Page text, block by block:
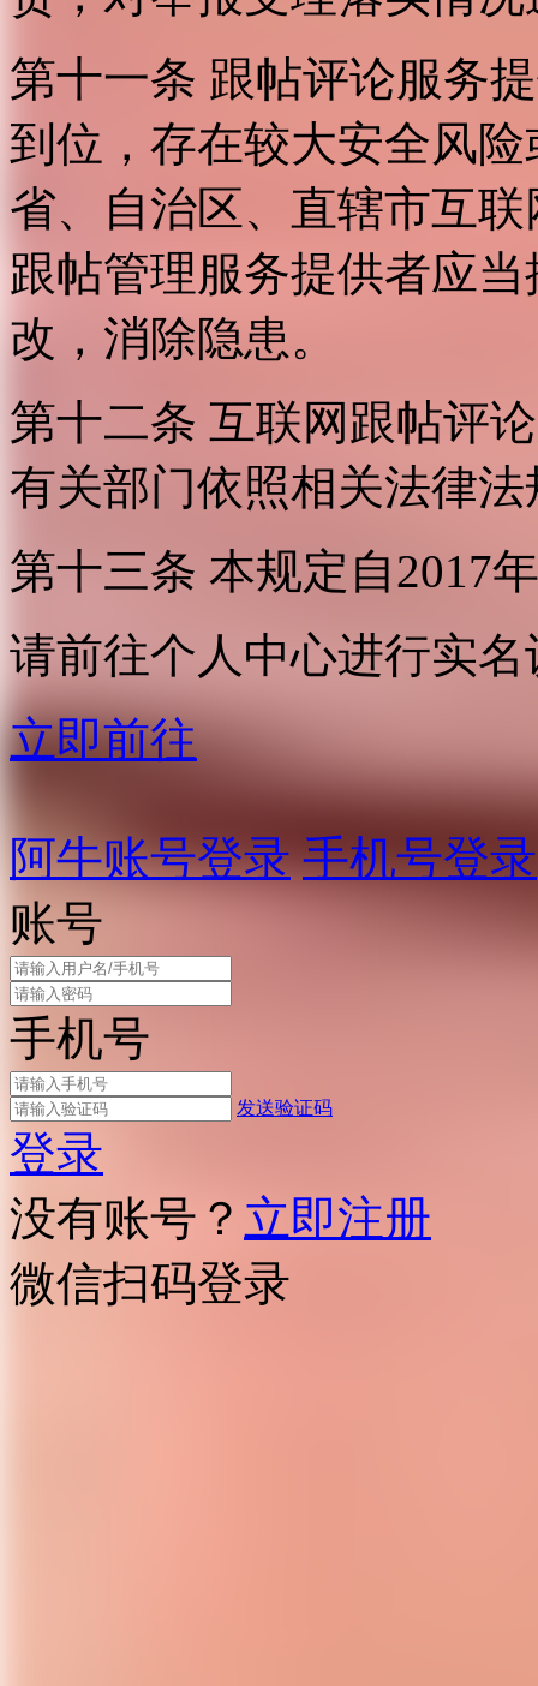
第十一条 跟帖评论服务
到位，存在较大安全风
省、自治区、直辖市互
跟帖管理服务提供者应
改，消除隐患。
第十二条 互联网跟帖评
有关部门依照相关法律
第十三条 本规定自2017
请前往个人中心进行实名
立即前往
阿牛账号登录 手机号登录
账号
手机号
发送验证码
登录
没有账号？ 立即注册
微信扫码登录